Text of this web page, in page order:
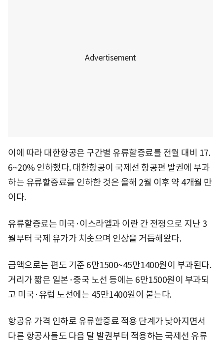
이에 따라 대한항공은 구간별 유류할증료를 전월 대비 17.
6~20% 인하했다. 대한항공이 국제선 항공편 발권에 부과
하는 유류할증료를 인하한 것은 올해 2월 이후 약 4개월 만
이다.
유류할증료는 미국·이스라엘과 이란 간 전쟁으로 지난 3
월부터 국제 유가가 치솟으며 인상을 거듭해왔다.
금액으로는 편도 기준 6만1500~45만1400원이 부과된다.
거리가 짧은 일본·중국 노선 등에는 6만1500원이 부과되
고 미국·유럽 노선에는 45만1400원이 붙는다.
항공유 가격 인하로 유류할증료 적용 단계가 낮아지면서
다른 항공사들도 다음 달 발권부터 적용하는 국제선 유류